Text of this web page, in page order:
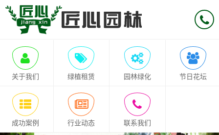
关于我们 绿植租赁 园林绿化 节日花坛
成功案例 行业动态 联系我们